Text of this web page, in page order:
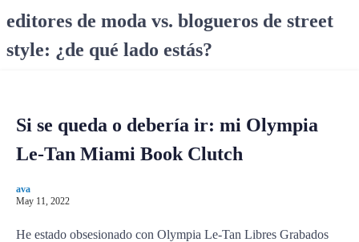
editores de moda vs. blogueros de street
style: ¿de qué lado estás?
Si se queda o debería ir: mi Olympia
Le-Tan Miami Book Clutch
ava
May 11, 2022
He estado obsesionado con Olympia Le-Tan Libres Grabados